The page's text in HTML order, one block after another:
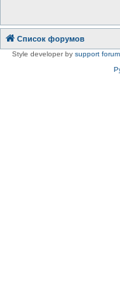
Список форумов
Style developer by support